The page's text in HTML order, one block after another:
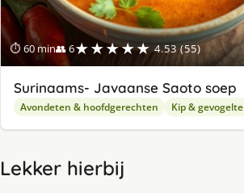
⏱ 60 min👥 6★★★★★ 4.53 (55)
Surinaams- Javaanse Saoto soep
Avondeten & hoofdgerechten Kip & gevogelte
Lekker hierbij